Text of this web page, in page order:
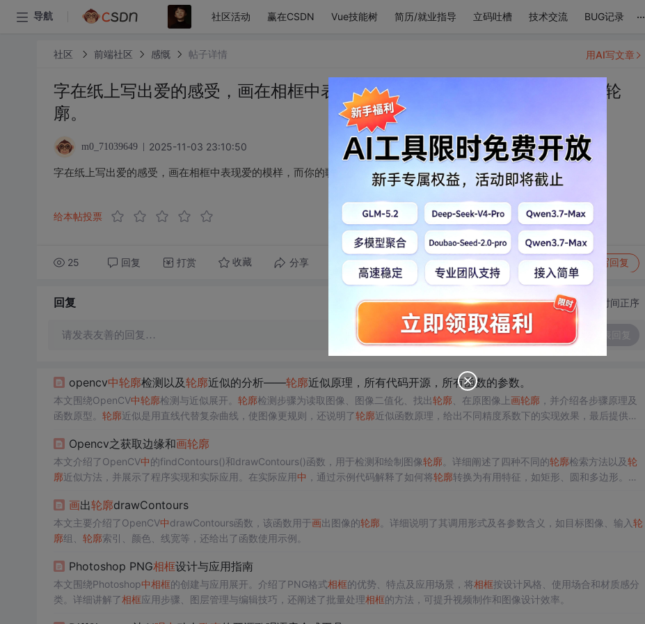
导航 社区活动 赢在CSDN Vue技能树 简历/就业指导 立码吐槽 技术交流 BUG记录 ...
社区 前端社区 感慨 帖子详情
字在纸上写出爱的感受，画在相框中表现爱的模样，而你的歌声唱出了爱的轮
廓。
m0_71039649 2025-11-03 23:10:50
字在纸上写出爱的感受，画在相框中表现爱的模样，而你的歌声唱出了爱的轮廓。
给本帖投票
25 回复 打赏 收藏 分享 转发到动态 举报 写回复
用AI写文章
回复 切换为时间正序
请发表友善的回复…
opencv中轮廓检测以及轮廓近似的分析——轮廓近似原理，所有代码开源，所有函数的参数。
本文围绕OpenCV中轮廓检测与近似展开。 轮廓检测步骤为读取图像、图像二值化、找出轮廓 、在原图像上画轮廓 ，并介绍各步骤原理及
函数原型。 轮廓近似是用直线代替复杂曲线，使图像更规则，还说明了轮廓近似函数原理，给出不同精度系数下的实现效果，最后提供实
Opencv之获取边缘和画轮廓
本文介绍了OpenCV中的findContours()和drawContours()函数，用于检测和绘制图像轮廓 。详细阐述了四种不同的轮廓检索方法以及轮
廓近似方法，并展示了程序实现和实际应用。在实际应用中 ，通过示例代码解释了如何将轮廓转换为有用特征，如矩形、圆和多边形。同
画出轮廓drawContours
本文主要介绍了OpenCV中drawContours函数，该函数用于画出图像的轮廓 。详细说明了其调用形式及各参数含义，如目标图像、输入轮
廓组、 轮廓索引、颜色、线宽等，还给出了函数使用示例。
Photoshop PNG相框设计与应用指南
本文围绕Photoshop中相框的创建与应用展开。介绍了PNG格式相框的优势、特点及应用场景，将相框按设计风格、使用场合和材质感分
类。详细讲解了相框应用步骤、图层管理与编辑技巧，还阐述了批量处理相框的方法，可提升视频制作和图像设计效率。